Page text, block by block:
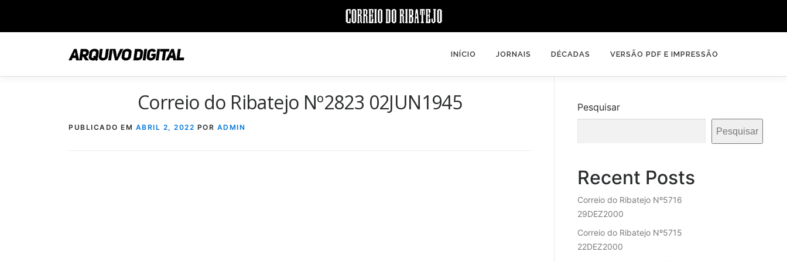
INÍCIO JORNAIS DÉCADAS VERSÃO PDF E IMPRESSÃO
Correio do Ribatejo Nº2823 02JUN1945
PUBLICADO EM ABRIL 2, 2022 POR ADMIN
Pesquisar
Pesquisar
Recent Posts
Correio do Ribatejo Nº5716
29DEZ2000
Correio do Ribatejo Nº5715
22DEZ2000